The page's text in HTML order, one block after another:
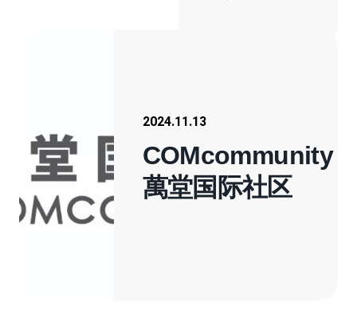
2024.11.13
COMcommunity
萬堂国际社区